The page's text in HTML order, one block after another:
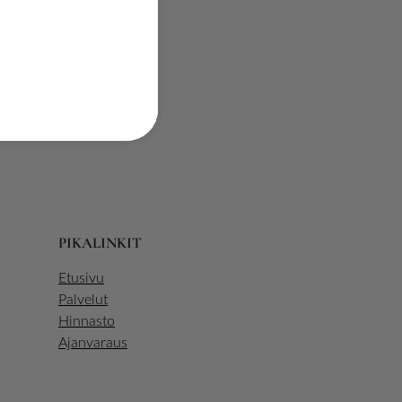
PIKALINKIT
Etusivu
Palvelut
Hinnasto
Ajanvaraus